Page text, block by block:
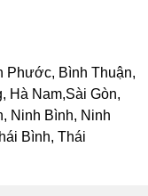
Phước, Bình Thuận,
Hà Nam,Sài Gòn,
Ninh Bình, Ninh
Bình, Thái